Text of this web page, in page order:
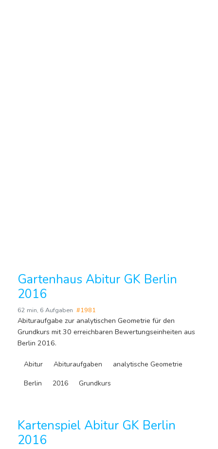
Gartenhaus Abitur GK Berlin
2016
62 min, 6 Aufgaben #1981
Abituraufgabe zur analytischen Geometrie für den
Grundkurs mit 30 erreichbaren Bewertungseinheiten aus
Berlin 2016.
Abitur Abituraufgaben analytische Geometrie
Berlin 2016 Grundkurs
Kartenspiel Abitur GK Berlin
2016